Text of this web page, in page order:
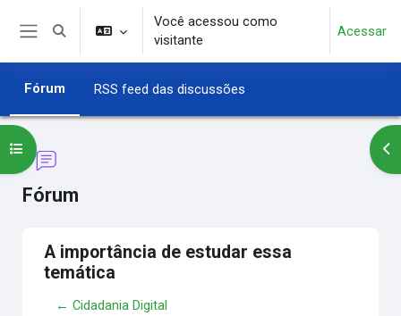
Ir para o conteúdo principal
Alternar entrada de pesquisa
Você acessou como
visitante
Acessar
Fórum RSS feed das discussões
Fórum
Abrir índice do curso
A importância de estudar essa
temática
← Cidadania Digital